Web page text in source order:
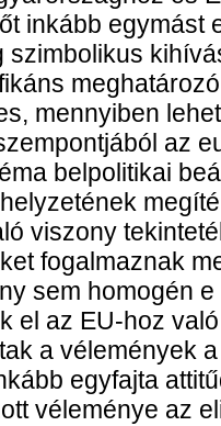
inkább egymást
szimbolikus
mennyiben
az
belpolitikai
viszony
fogalmaznak
sem homogén
el az EU-hoz
a vélemények
egyfajta
véleménye az